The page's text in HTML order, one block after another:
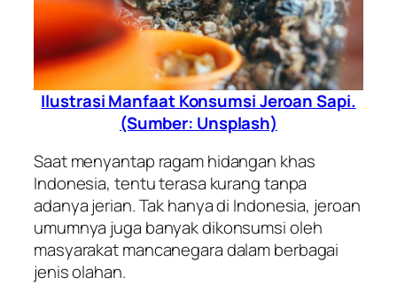
Ilustrasi Manfaat Konsumsi Jeroan Sapi.
(Sumber: Unsplash)
Saat menyantap ragam hidangan khas
Indonesia, tentu terasa kurang tanpa
adanya jerian. Tak hanya di Indonesia, jeroan
umumnya juga banyak dikonsumsi oleh
masyarakat mancanegara dalam berbagai
jenis olahan.